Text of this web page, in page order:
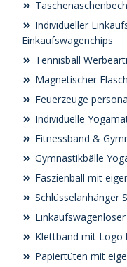
Individueller
Einkaufswagenchips
Tennisball
Magnetischer
Feuerzeuge
Individuelle
Fitnessband &
Gymnastikbälle
Faszienball mit
Schlüsselanhänger
Klettband mit Logo
Papiertüten mit